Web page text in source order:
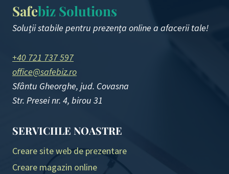
Safebiz Solutions
Soluții stabile pentru prezența online a afacerii tale!
+40 721 737 597
office@safebiz.ro
Sfântu Gheorghe, jud. Covasna
Str. Presei nr. 4, birou 31
SERVICIILE NOASTRE
Creare site web de prezentare
Creare magazin online